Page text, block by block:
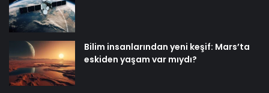
Bilim insanlarından yeni keşif: Mars’ta
eskiden yaşam var mıydı?